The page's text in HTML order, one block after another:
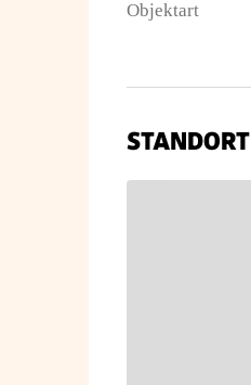
Objektart
STANDORT